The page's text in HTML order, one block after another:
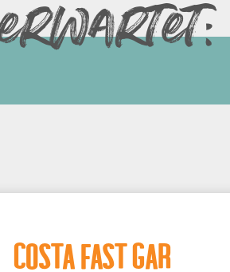
Costa fast gar